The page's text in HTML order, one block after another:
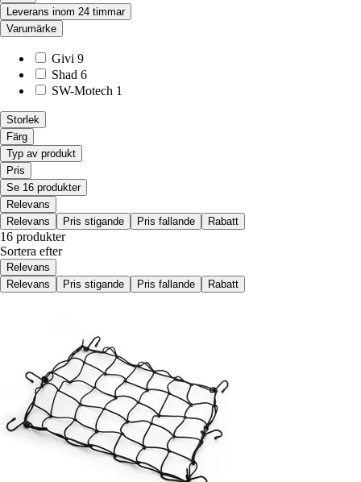
Leverans inom 24 timmar
Varumärke
Givi 9
Shad 6
SW-Motech 1
Storlek
Färg
Typ av produkt
Pris
Se 16 produkter
Relevans
Relevans
Pris stigande Pris fallande Rabatt
16 produkter
Sortera efter
Relevans
Relevans
Pris stigande Pris fallande Rabatt